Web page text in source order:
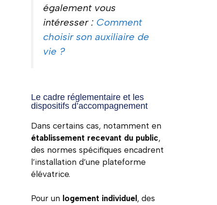
également vous
intéresser : Comment
choisir son auxiliaire de
vie ?
Le cadre réglementaire et les
dispositifs d’accompagnement
Dans certains cas, notamment en
établissement recevant du public,
des normes spécifiques encadrent
l’installation d’une plateforme
élévatrice.
Pour un logement individuel , des